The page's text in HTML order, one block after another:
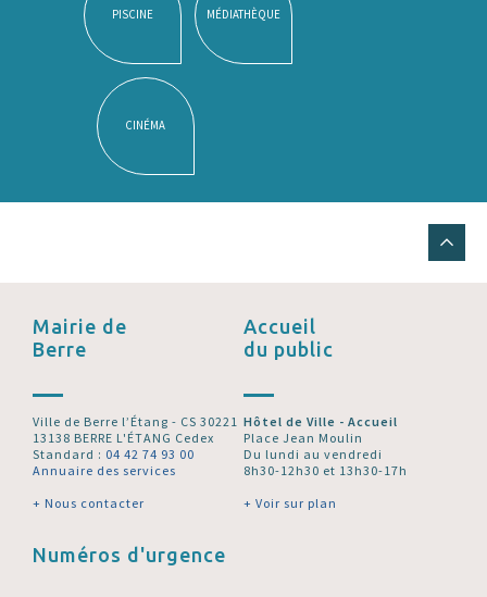
PISCINE MÉDIATHÈQUE
CINÉMA
Mairie de
Berre
Ville de Berre l’Étang - CS 30221
13138 BERRE L'ÉTANG Cedex
Standard : 04 42 74 93 00
Annuaire des services
+ Nous contacter
Accueil
du public
Hôtel de Ville - Accueil
Place Jean Moulin
Du lundi au vendredi
8h30-12h30 et 13h30-17h
+ Voir sur plan
Numéros d'urgence